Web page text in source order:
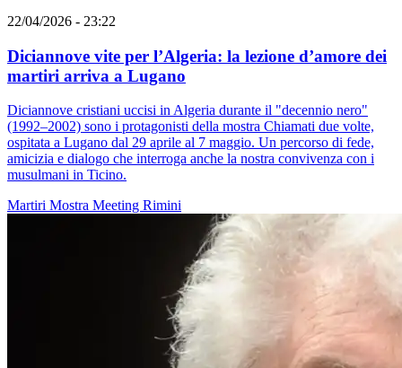
22/04/2026 - 23:22
Diciannove vite per l’Algeria: la lezione d’amore dei
martiri arriva a Lugano
Diciannove cristiani uccisi in Algeria durante il "decennio nero"
(1992–2002) sono i protagonisti della mostra Chiamati due volte,
ospitata a Lugano dal 29 aprile al 7 maggio. Un percorso di fede,
amicizia e dialogo che interroga anche la nostra convivenza con i
musulmani in Ticino.
Martiri Mostra Meeting Rimini